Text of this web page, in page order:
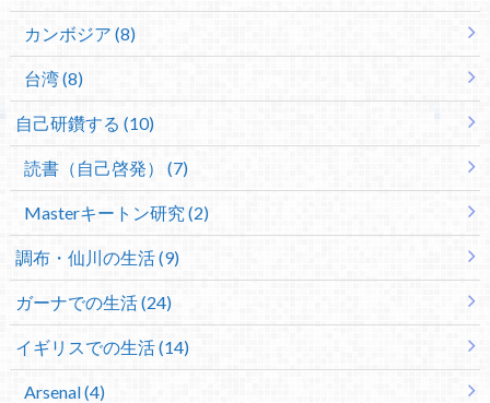
カンボジア (8)
台湾 (8)
自己研鑽する (10)
読書（自己啓発） (7)
Masterキートン研究 (2)
調布・仙川の生活 (9)
ガーナでの生活 (24)
イギリスでの生活 (14)
Arsenal (4)